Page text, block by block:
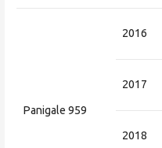
Panigale 959
2016
2017
2018